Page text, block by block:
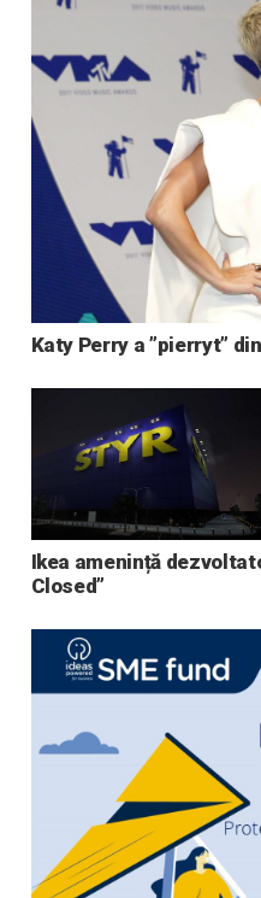
Katy Perry a ”pierryt”
Ikea amenință
Closed”